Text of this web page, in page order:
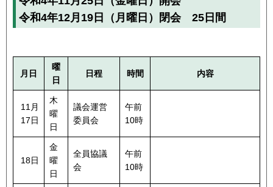
令和4年12月19日（月曜日）閉会 25日間
月日
曜
日
日程 時間 内容
11月
17日
木
曜
日
議会運営
委員会
午前
10時
18日
金
曜
日
全員協議
会
午前
10時